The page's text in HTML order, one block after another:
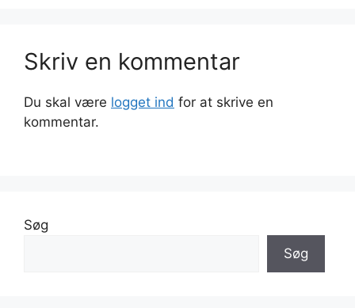
Skriv en kommentar
Du skal være logget ind for at skrive en
kommentar.
Søg
Søg